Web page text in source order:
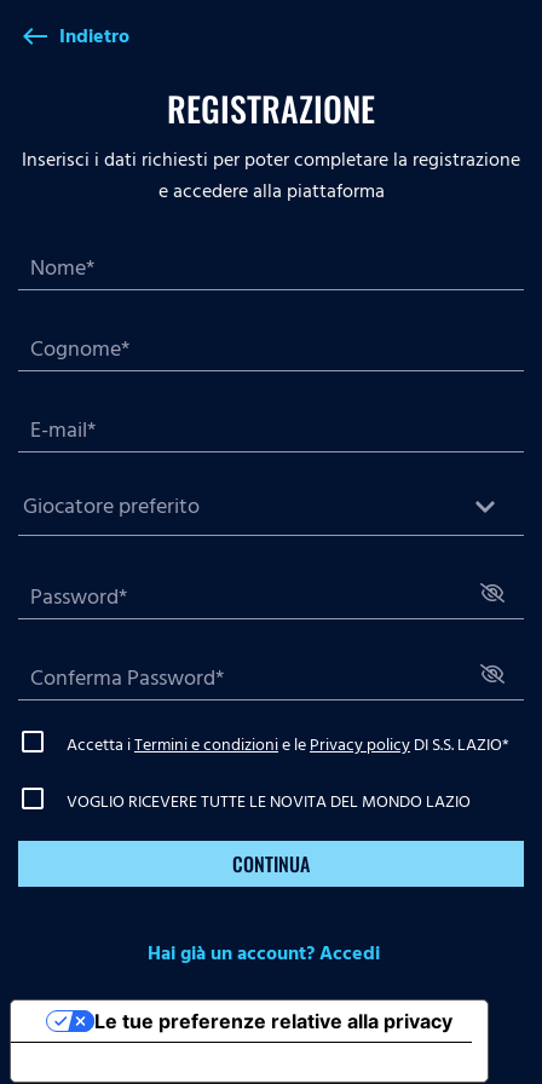
west Indietro
REGISTRAZIONE
Inserisci i dati richiesti per poter completare la registrazione
e accedere alla piattaforma
Accetta iTermini e condizionie lePrivacy policyDI S.S. LAZIO*
VOGLIO RICEVERE TUTTE LE NOVITA DEL MONDO LAZIO
CONTINUA
Hai già un account? Accedi
Le tue preferenze relative alla privacy